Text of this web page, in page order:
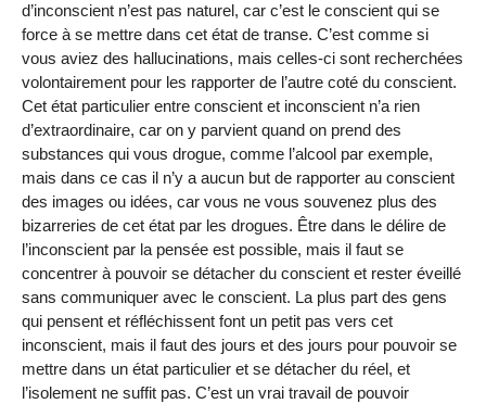
d’inconscient n’est pas naturel, car c’est le conscient qui se
force à se mettre dans cet état de transe. C’est comme si
vous aviez des hallucinations, mais celles-ci sont recherchées
volontairement pour les rapporter de l’autre coté du conscient.
Cet état particulier entre conscient et inconscient n’a rien
d’extraordinaire, car on y parvient quand on prend des
substances qui vous drogue, comme l’alcool par exemple,
mais dans ce cas il n’y a aucun but de rapporter au conscient
des images ou idées, car vous ne vous souvenez plus des
bizarreries de cet état par les drogues. Être dans le délire de
l’inconscient par la pensée est possible, mais il faut se
concentrer à pouvoir se détacher du conscient et rester éveillé
sans communiquer avec le conscient. La plus part des gens
qui pensent et réfléchissent font un petit pas vers cet
inconscient, mais il faut des jours et des jours pour pouvoir se
mettre dans un état particulier et se détacher du réel, et
l’isolement ne suffit pas. C’est un vrai travail de pouvoir